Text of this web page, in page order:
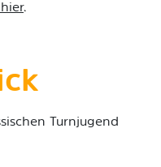
hier.
Turnjugend